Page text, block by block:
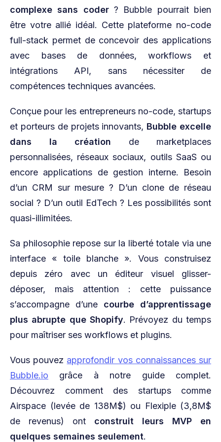
complexe sans coder? Bubble pourrait bien
être votre allié idéal. Cette plateforme no-code
full-stack permet de concevoir des applications
avec bases de données, workflows et
intégrations API, sans nécessiter de
compétences techniques avancées.
Conçue pour les entrepreneurs no-code, startups
et porteurs de projets innovants, Bubble excelle
dans la création de marketplaces
personnalisées, réseaux sociaux, outils SaaS ou
encore applications de gestion interne. Besoin
d’un CRM sur mesure ? D’un clone de réseau
social ? D’un outil EdTech ? Les possibilités sont
quasi-illimitées.
Sa philosophie repose sur la liberté totale via une
interface « toile blanche ». Vous construisez
depuis zéro avec un éditeur visuel glisser-
déposer, mais attention : cette puissance
s’accompagne d’une courbe d’apprentissage
plus abrupte que Shopify. Prévoyez du temps
pour maîtriser ses workflows et plugins.
Vous pouvez approfondir vos connaissances sur
Bubble.io grâce à notre guide complet.
Découvrez comment des startups comme
Airspace (levée de 138M$) ou Flexiple (3,8M$
de revenus) ont construit leurs MVP en
quelques semaines seulement.